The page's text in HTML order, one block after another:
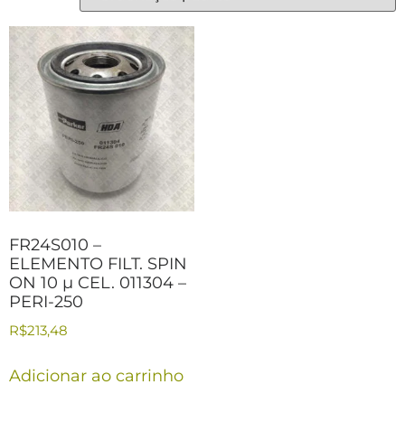
FR24S010 –
ELEMENTO FILT. SPIN
ON 10 µ CEL. 011304 –
PERI-250
R$213,48
Adicionar ao carrinho